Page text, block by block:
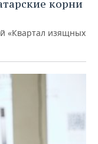
корни
«Квартал изящных